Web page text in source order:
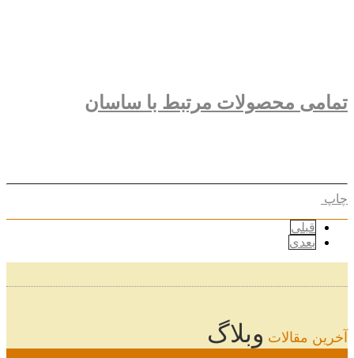
تمامی محصولات مرتبط با ساسان
چاپ
قبلی
بعدی
آخرین مقالات وبلاگ